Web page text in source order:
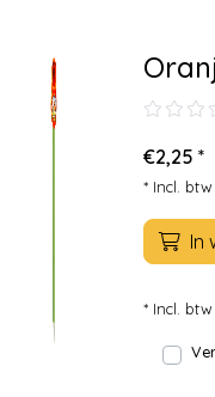
€2,25 *
* Incl. btw
In
* Incl. btw